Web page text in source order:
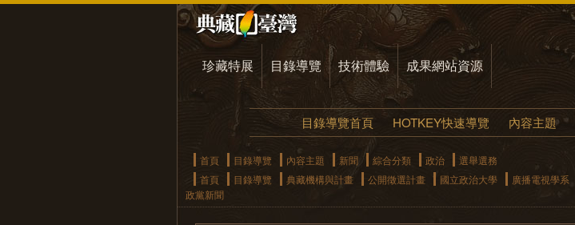
珍藏特展 目錄導覽 技術體驗 成果網站資源
目錄導覽首頁 HOTKEY快速導覽 內容主題
首頁 目錄導覽 內容主題 新聞 綜合分類 政治
選舉選務
首頁
目錄導覽 典藏機構與計畫 公開徵選計畫 國立政治大學 廣播電視學系
政黨新聞